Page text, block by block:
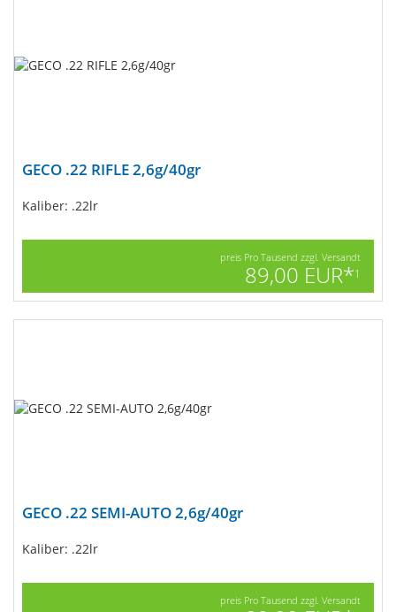
GECO .22 RIFLE 2,6g/40gr
Kaliber: .22lr
preis Pro Tausend zzgl. Versandt
89,00 EUR*1
GECO .22 SEMI-AUTO 2,6g/40gr
Kaliber: .22lr
preis Pro Tausend zzgl. Versandt